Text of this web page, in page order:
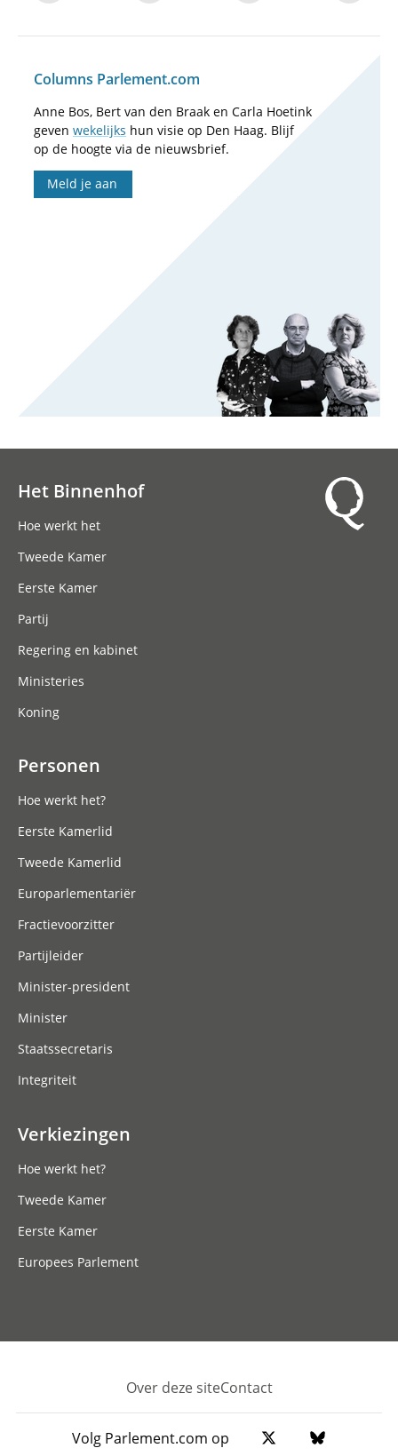
Columns Parlement.com
Anne Bos, Bert van den Braak en Carla Hoetink
geven wekelijks hun visie op Den Haag. Blijf
op de hoogte via de nieuwsbrief.
Meld je aan
Het Binnenhof
Hoe werkt het
Tweede Kamer
Eerste Kamer
Partij
Regering en kabinet
Ministeries
Koning
Personen
Hoe werkt het?
Eerste Kamerlid
Tweede Kamerlid
Europarlementariër
Fractievoorzitter
Partijleider
Minister-president
Minister
Staatssecretaris
Integriteit
Verkiezingen
Hoe werkt het?
Tweede Kamer
Eerste Kamer
Europees Parlement
Footer
Over deze siteContact
Volg Parlement.com op